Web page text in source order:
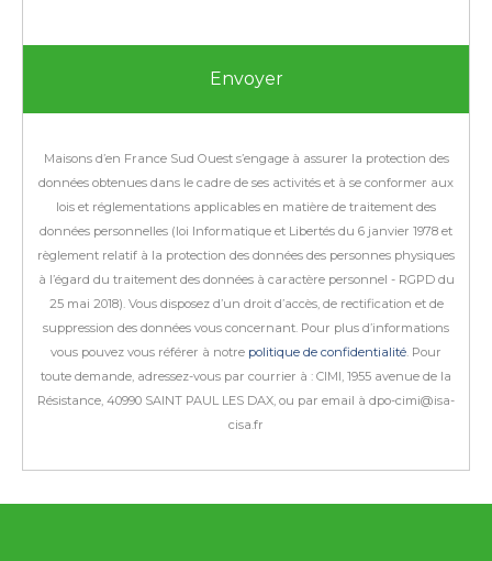
Maisons d’en France Sud Ouest s’engage à assurer la protection des
données obtenues dans le cadre de ses activités et à se conformer aux
lois et réglementations applicables en matière de traitement des
données personnelles (loi Informatique et Libertés du 6 janvier 1978 et
règlement relatif à la protection des données des personnes physiques
à l’égard du traitement des données à caractère personnel - RGPD du
25 mai 2018).Vous disposez d’un droit d’accès, de rectification et de
suppression des données vous concernant. Pour plus d’informations
vous pouvez vous référer à notre politique de confidentialité. Pour
toute demande, adressez-vous par courrier à : CIMI, 1955 avenue de la
Résistance, 40990 SAINT PAUL LES DAX, ou par email à dpo-cimi@isa-
cisa.fr